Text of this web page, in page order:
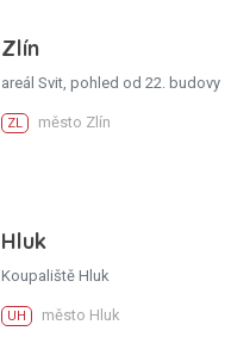
Zlín
areál Svit, pohled od 22. budovy
ZL město Zlín
Hluk
Koupaliště Hluk
UH město Hluk